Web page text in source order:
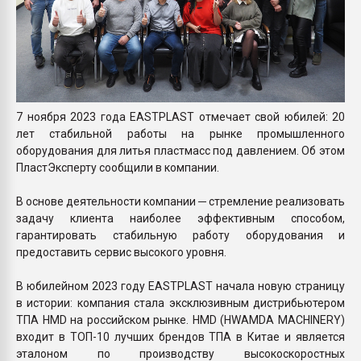
7 ноября 2023 года EASTPLAST отмечает свой юбилей: 20
лет стабильной работы на рынке промышленного
оборудования для литья пластмасс под давлением. Об этом
ПластЭксперту сообщили в компании.
В основе деятельности компании ─ стремление реализовать
задачу клиента наиболее эффективным способом,
гарантировать стабильную работу оборудования и
предоставить сервис высокого уровня.
В юбилейном 2023 году EASTPLAST начала новую страницу
в истории: компания стала эксклюзивным дистрибьютером
ТПА HMD на российском рынке. HMD (HWAMDA MACHINERY)
входит в ТОП-10 лучших брендов ТПА в Китае и является
эталоном по производству высокоскоростных